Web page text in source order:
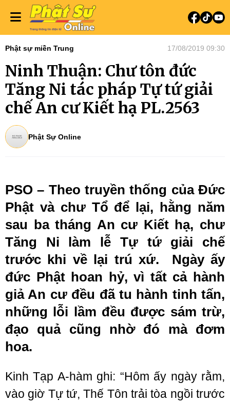
Phật sự miền Trung 17/08/2019 09:30
Ninh Thuận: Chư tôn đức
Tăng Ni tác pháp Tự tứ giải
chế An cư Kiết hạ PL.2563
Phật Sự Online
PSO – Theo truyền thống của Đức
Phật và chư Tổ để lại, hằng năm
sau ba tháng An cư Kiết hạ, chư
Tăng Ni làm lễ Tự tứ giải chế
trước khi về lại trú xứ. Ngày ấy
đức Phật hoan hỷ, vì tất cả hành
giả An cư đều đã tu hành tinh tấn,
những lỗi lầm đều được sám trừ,
đạo quả cũng nhờ đó mà đơm
hoa.
Kinh Tạp A-hàm ghi: “Hôm ấy ngày rằm,
vào giờ Tự tứ, Thế Tôn trải tòa ngồi trước